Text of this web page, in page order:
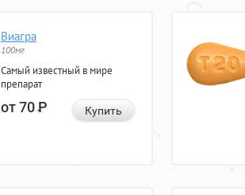
Виагра
100мг
Самый известный в мире
препарат
от 70Р Купить